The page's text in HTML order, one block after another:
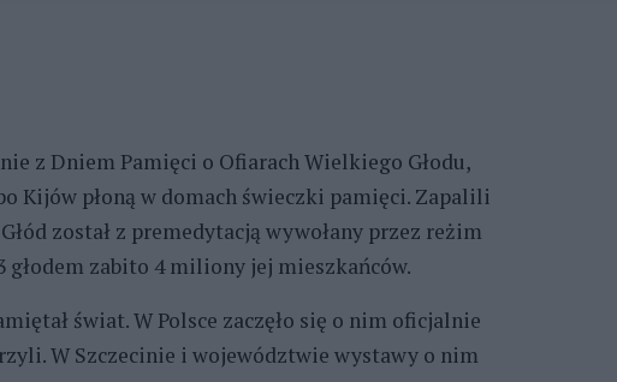
z Dniem Pamięci o Ofiarach Wielkiego Głodu,
Kijów płoną w domach świeczki pamięci. Zapalili
został z premedytacją wywołany przez reżim
głodem zabito 4 miliony jej mieszkańców.
świat. W Polsce zaczęło się o nim oficjalnie
W Szczecinie i województwie wystawy o nim